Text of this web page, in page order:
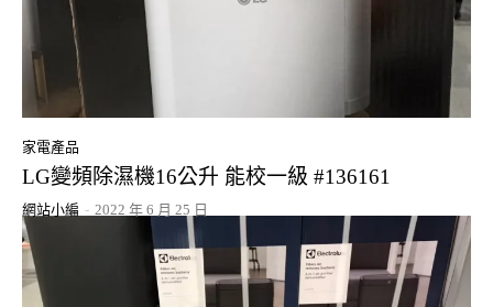
家電產品
LG變頻除濕機16公升 能校一級 #136161
網站小編 - 2022 年 6 月 25 日